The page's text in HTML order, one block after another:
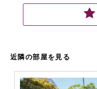
近隣の部屋を見る